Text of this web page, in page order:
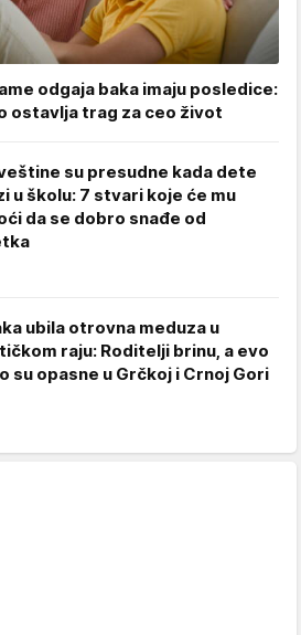
odgaja baka imaju posledice:
ostavlja trag za ceo život
su presudne kada dete
u školu: 7 stvari koje će mu
da se dobro snađe od
ubila otrovna meduza u
raju: Roditelji brinu, a evo
su opasne u Grčkoj i Crnoj Gori